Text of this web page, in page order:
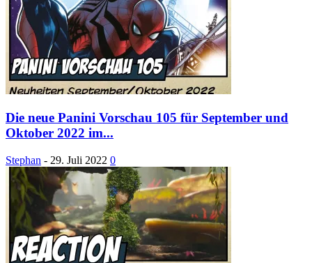
Die neue Panini Vorschau 105 für September und
Oktober 2022 im...
Stephan - 29. Juli 2022 0